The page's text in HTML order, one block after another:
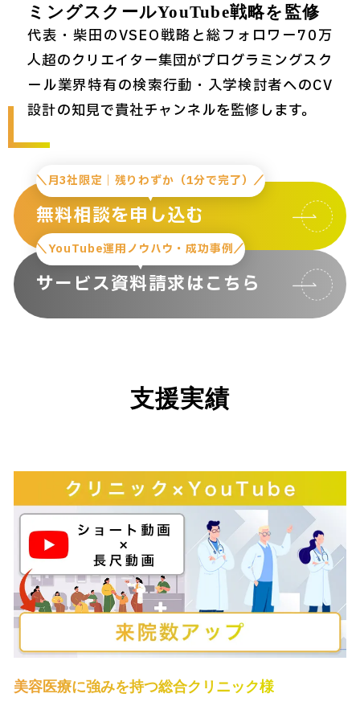
ミングスクールYouTube戦略を監修
代表・柴田のVSEO戦略と総フォロワー70万
人超のクリエイター集団がプログラミングスク
ール業界特有の検索行動・入学検討者へのCV
設計の知見で貴社チャンネルを監修します。
＼月3社限定｜残りわずか（1分で完了）／
無料相談を申し込む
＼YouTube運用ノウハウ・成功事例／
サービス資料請求はこちら
支援実績
美容医療に強みを持つ総合クリニック様